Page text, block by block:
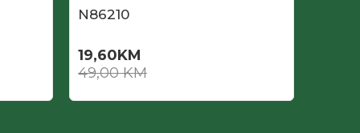
N86210
19,60KM
49,00KM